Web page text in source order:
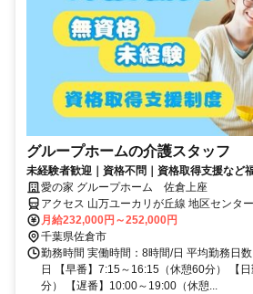
グループホームの介護スタッフ
未経験者歓迎｜資格不問｜資格取得支援など
少なめ（対話が中心）
愛の家 グループホーム 佐倉上座
アクセス 山万ユーカリが丘線 地区センタ
ーカリが丘徒歩約14分、山万ユーカリが丘
分 ユーカリが丘線「地区センター駅」徒歩
月給232,000円～252,000円
千葉県佐倉市
勤務時間 実働時間：8時間/日 平均勤務日
日 【早番】7:15～16:15（休憩60分） 【
分） 【遅番】10:00～19:00（休憩...